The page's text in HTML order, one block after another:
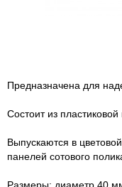
Предназначена для
Состоит из
Выпускаются в
панелей сотового
Размеры: диаметр 40